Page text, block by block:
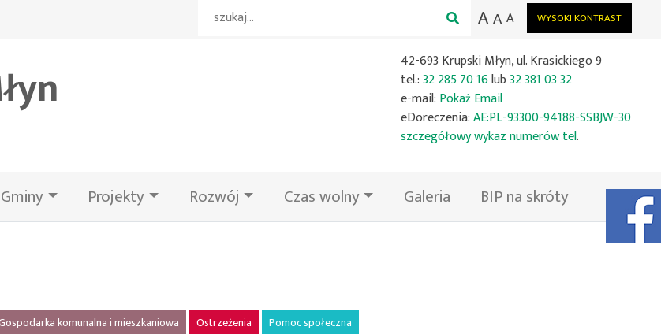
WYSOKI KONTRAST
AA A
42-693 Krupski Młyn, ul. Krasickiego 9
tel.:32 285 70 16lub32 381 03 32
e-mail: Pokaż Email
eDoreczenia:AE:PL-93300-94188-SSBJW-30
szczegółowy wykaz numerów tel.
Projekty Rozwój Czas wolny Galeria BIP na skróty Facebook
komunalna i mieszkaniowa Ostrzeżenia
Pomoc społeczna